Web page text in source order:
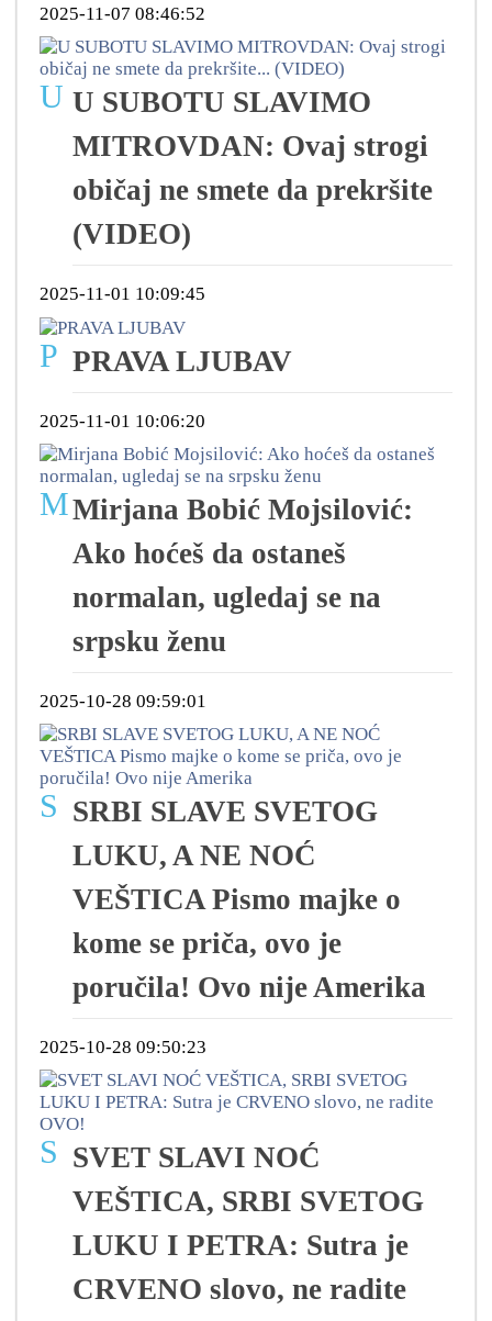
2025-11-07 08:46:52
U U SUBOTU SLAVIMO
MITROVDAN: Ovaj strogi
običaj ne smete da prekršite
(VIDEO)
2025-11-01 10:09:45
P PRAVA LJUBAV
2025-11-01 10:06:20
MMirjana Bobić Mojsilović:
Ako hoćeš da ostaneš
normalan, ugledaj se na
srpsku ženu
2025-10-28 09:59:01
S SRBI SLAVE SVETOG
LUKU, A NE NOĆ
VEŠTICA Pismo majke o
kome se priča, ovo je
poručila! Ovo nije Amerika
2025-10-28 09:50:23
S SVET SLAVI NOĆ
VEŠTICA, SRBI SVETOG
LUKU I PETRA: Sutra je
CRVENO slovo, ne radite